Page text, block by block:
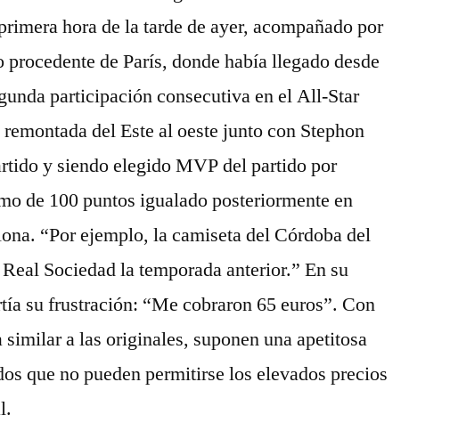
hora de la tarde de ayer, acompañado por
de París, donde había llegado desde
participación consecutiva en el All-Star
del Este al oeste junto con Stephon
y siendo elegido MVP del partido por
de 100 puntos igualado posteriormente en
“Por ejemplo, la camiseta del Córdoba del
Sociedad la temporada anterior.” En su
su frustración: “Me cobraron 65 euros”. Con
a las originales, suponen una apetitosa
que no pueden permitirse los elevados precios